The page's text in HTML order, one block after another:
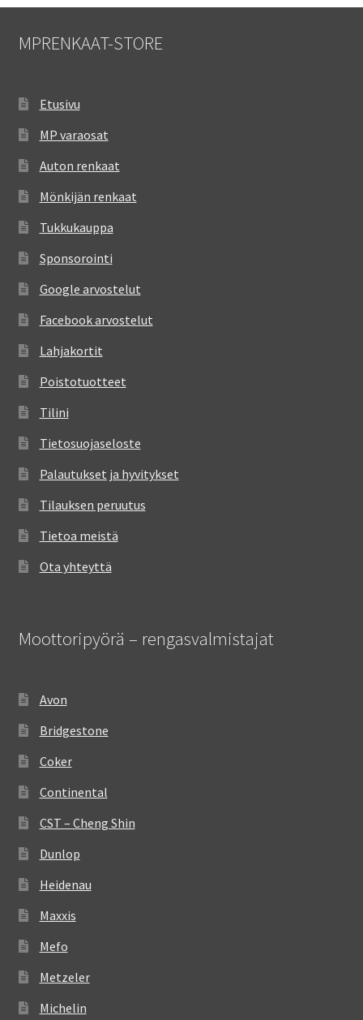
MPRENKAAT-STORE
Etusivu
MP varaosat
Auton renkaat
Mönkijän renkaat
Tukkukauppa
Sponsorointi
Google arvostelut
Facebook arvostelut
Lahjakortit
Poistotuotteet
Tilini
Tietosuojaseloste
Palautukset ja hyvitykset
Tilauksen peruutus
Tietoa meistä
Ota yhteyttä
Moottoripyörä – rengasvalmistajat
Avon
Bridgestone
Coker
Continental
CST – Cheng Shin
Dunlop
Heidenau
Maxxis
Mefo
Metzeler
Michelin